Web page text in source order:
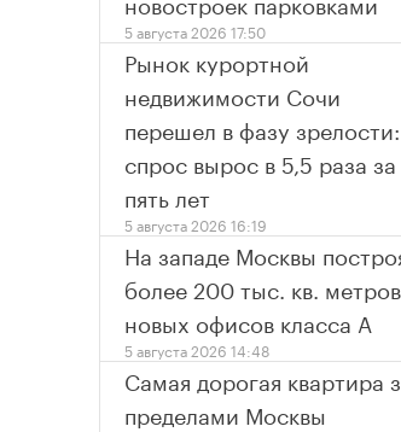
5 августа 2026 17:50
Рынок курортной
недвижимости Сочи
перешел в фазу зрелости:
спрос вырос в 5,5 раза за
пять лет
5 августа 2026 16:19
На западе Москвы
более 200 тыс. кв. метров
новых офисов класса А
5 августа 2026 14:48
Самая дорогая квартира
пределами Москвы